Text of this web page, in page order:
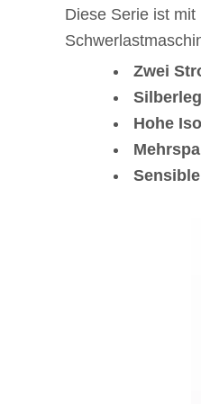
Diese Serie ist mit
Zwei
Hohe